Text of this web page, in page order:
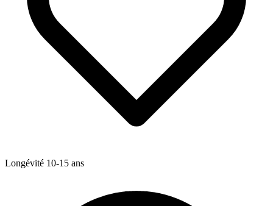
Longévité 10-15 ans